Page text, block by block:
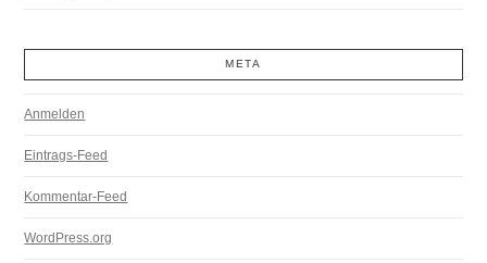
META
Anmelden
Eintrags-Feed
Kommentar-Feed
WordPress.org